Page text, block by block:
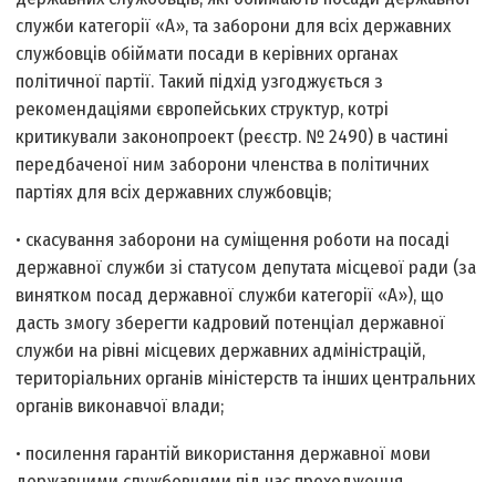
служби категорії «А», та заборони для всіх державних
службовців обіймати посади в керівних органах
політичної партії. Такий підхід узгоджується з
рекомендаціями європейських структур, котрі
критикували законопроект (реєстр. № 2490) в частині
передбаченої ним заборони членства в політичних
партіях для всіх державних службовців;
• скасування заборони на суміщення роботи на посаді
державної служби зі статусом депутата місцевої ради (за
винятком посад державної служби категорії «А»), що
дасть змогу зберегти кадровий потенціал державної
служби на рівні місцевих державних адміністрацій,
територіальних органів міністерств та інших центральних
органів виконавчої влади;
• посилення гарантій використання державної мови